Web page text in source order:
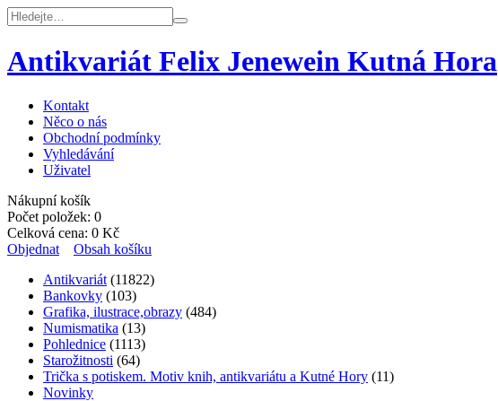
Antikvariát Felix Jenewein Kutná Hora
Kontakt
Něco o nás
Obchodní podmínky
Vyhledávání
Uživatel
Nákupní košík
Počet položek: 0
Celková cena: 0 Kč
Objednat
Obsah košíku
Antikvariát (11822)
Bankovky (103)
Grafika, ilustrace,obrazy (484)
Numismatika (13)
Pohlednice (1113)
Starožitnosti (64)
Trička s potiskem. Motiv knih, antikvariátu a Kutné Hory (11)
Novinky